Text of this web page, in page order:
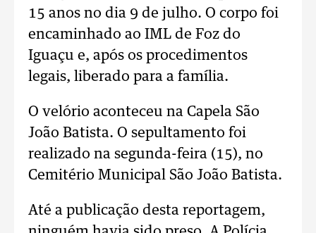
15 anos no dia 9 de julho. O corpo foi
encaminhado ao IML de Foz do
Iguaçu e, após os procedimentos
legais, liberado para a família.
O velório aconteceu na Capela São
João Batista. O sepultamento foi
realizado na segunda-feira (15), no
Cemitério Municipal São João Batista.
Até a publicação desta reportagem,